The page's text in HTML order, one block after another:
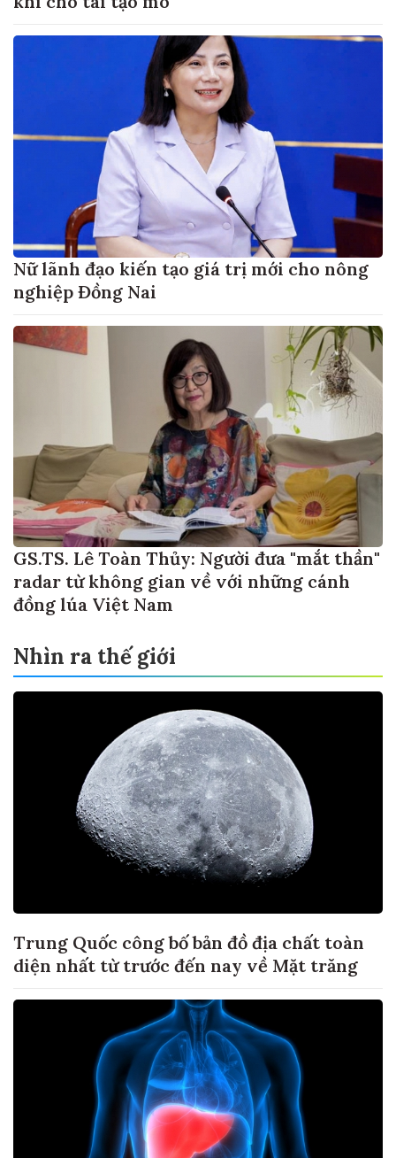
Nữ lãnh đạo kiến tạo giá trị mới cho nông
nghiệp Đồng Nai
GS.TS. Lê Toàn Thủy: Người đưa "mắt thần"
radar từ không gian về với những cánh
đồng lúa Việt Nam
Nhìn ra thế giới
Trung Quốc công bố bản đồ địa chất toàn
diện nhất từ trước đến nay về Mặt trăng